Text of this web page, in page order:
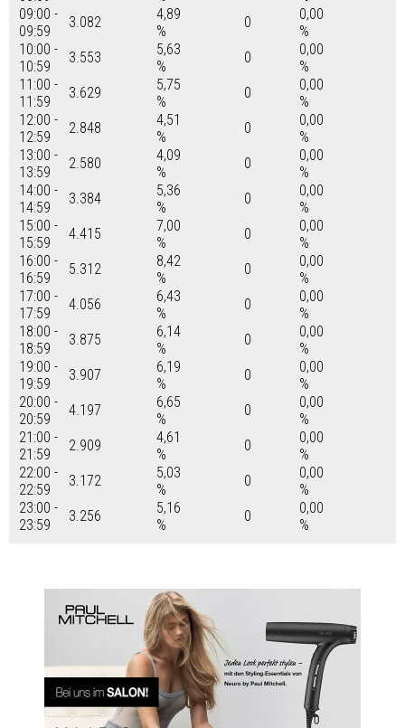
09:00 -
09:59
3.082
4,89
%
0
0,00
%
10:00 -
10:59
3.553
5,63
%
0
0,00
%
11:00 -
11:59
3.629
5,75
%
0
0,00
%
12:00 -
12:59
2.848
4,51
%
0
0,00
%
13:00 -
13:59
2.580
4,09
%
0
0,00
%
14:00 -
14:59
3.384
5,36
%
0
0,00
%
15:00 -
15:59
4.415
7,00
%
0
0,00
%
16:00 -
16:59
5.312
8,42
%
0
0,00
%
17:00 -
17:59
4.056
6,43
%
0
0,00
%
18:00 -
18:59
3.875
6,14
%
0
0,00
%
19:00 -
19:59
3.907
6,19
%
0
0,00
%
20:00 -
20:59
4.197
6,65
%
0
0,00
%
21:00 -
21:59
2.909
4,61
%
0
0,00
%
22:00 -
22:59
3.172
5,03
%
0
0,00
%
23:00 -
23:59
3.256
5,16
%
0
0,00
%